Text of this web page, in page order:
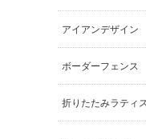
アイアンデザイン
ボーダーフェンス
折りたたみラティ